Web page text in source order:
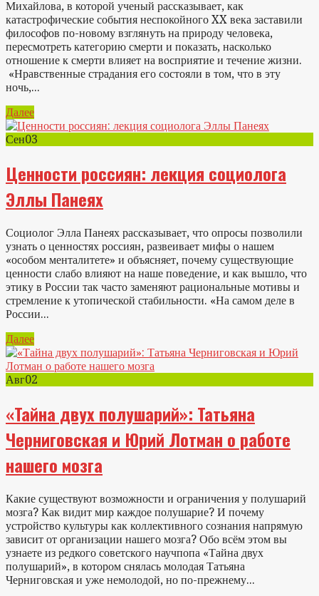
Михайлова, в которой ученый рассказывает, как
катастрофические события неспокойного XX века заставили
философов по-новому взглянуть на природу человека,
пересмотреть категорию смерти и показать, насколько
отношение к смерти влияет на восприятие и течение жизни.
«Нравственные страдания его состояли в том, что в эту
ночь,...
Далее
Сен03
Ценности россиян: лекция социолога
Эллы Панеях
Социолог Элла Панеях рассказывает, что опросы позволили
узнать о ценностях россиян, развеивает мифы о нашем
«особом менталитете» и объясняет, почему существующие
ценности слабо влияют на наше поведение, и как вышло, что
этику в России так часто заменяют рациональные мотивы и
стремление к утопической стабильности. «На самом деле в
России...
Далее
Авг02
«Тайна двух полушарий»: Татьяна
Черниговская и Юрий Лотман о работе
нашего мозга
Какие существуют возможности и ограничения у полушарий
мозга? Как видит мир каждое полушарие? И почему
устройство культуры как коллективного сознания напрямую
зависит от организации нашего мозга? Обо всём этом вы
узнаете из редкого советского научпопа «Тайна двух
полушарий», в котором снялась молодая Татьяна
Черниговская и уже немолодой, но по-прежнему...